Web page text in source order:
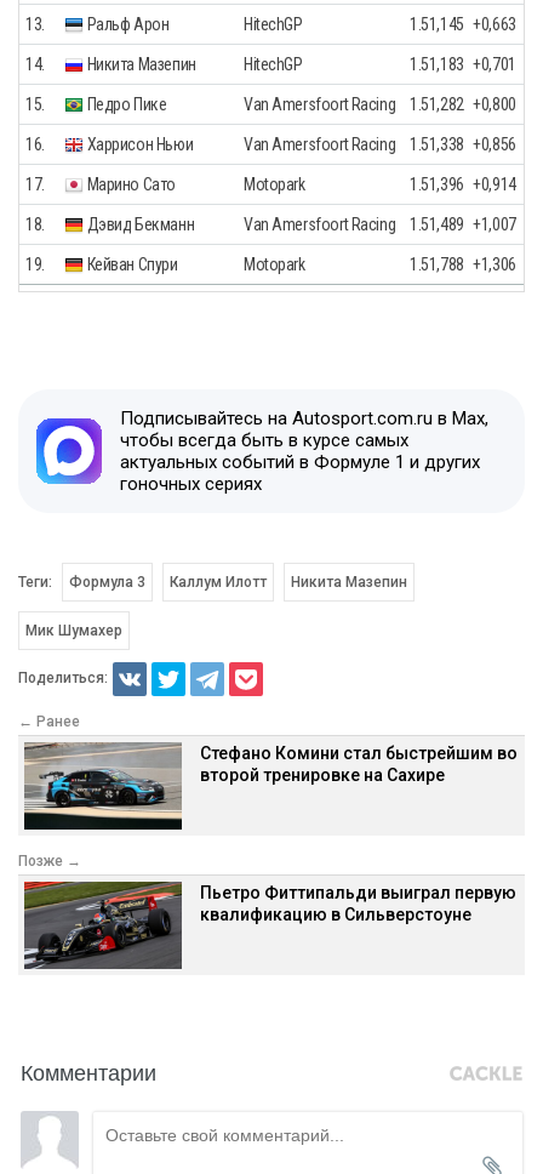
13. Ральф Арон HitechGP 1.51,145 +0,663
14. Никита Мазепин HitechGP 1.51,183 +0,701
15. Педро Пике Van Amersfoort Racing 1.51,282 +0,800
16. Харрисон Ньюи Van Amersfoort Racing 1.51,338 +0,856
17. Марино Сато Motopark 1.51,396 +0,914
18. Дэвид Бекманн Van Amersfoort Racing 1.51,489 +1,007
19. Кейван Спури Motopark 1.51,788 +1,306
Подписывайтесь на Autosport.com.ru в Max,
чтобы всегда быть в курсе самых
актуальных событий в Формуле 1 и других
гоночных сериях
Теги: Формула 3 Каллум Илотт Никита Мазепин
Мик Шумахер
Поделиться:
← Ранее
Стефано Комини стал быстрейшим во
второй тренировке на Сахире
Позже →
Пьетро Фиттипальди выиграл первую
квалификацию в Сильверстоуне
Комментарии